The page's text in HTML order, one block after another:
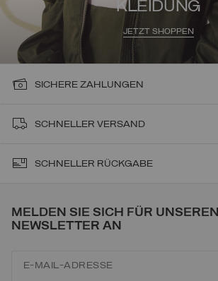
KLEIDUNG
JETZT SHOPPEN
SICHERE ZAHLUNGEN
SCHNELLER VERSAND
SCHNELLER RÜCKGABE
MELDEN SIE SICH FÜR UNSEREN
NEWSLETTER AN